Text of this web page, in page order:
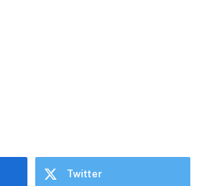
Twitter